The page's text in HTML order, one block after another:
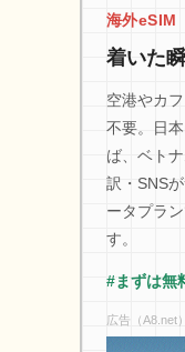
海外eSIM
着いた
空港やカ
不要。日
ば、ベト
訳・SNS
ータプラ
す。
#まずは無
広告（A8.net）